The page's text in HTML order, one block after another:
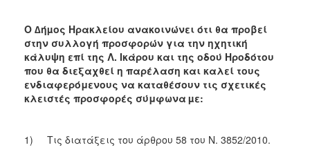
ΠΟΛΗΟ ∆ήµος Ηρακλείου ανακοινώνει ότι θα προβεί
στην συλλογή προσφορών για την ηχητική
κάλυψη επί της Λ. Ικάρου και της οδού Ηροδότου
που θα διεξαχθεί η παρέλαση και καλεί τους
ενδιαφερόμενους να καταθέσουν τις σχετικές
κλειστές προσφορές σύμφωνα µε:
1) Τις διατάξεις του άρθρου 58 του Ν. 3852/2010.